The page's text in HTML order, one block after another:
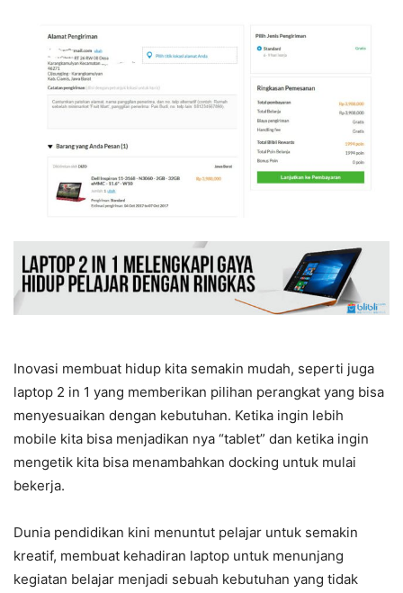
Inovasi membuat hidup kita semakin mudah, seperti juga
laptop 2 in 1 yang memberikan pilihan perangkat yang bisa
menyesuaikan dengan kebutuhan. Ketika ingin lebih
mobile kita bisa menjadikan nya “tablet” dan ketika ingin
mengetik kita bisa menambahkan docking untuk mulai
bekerja.
Dunia pendidikan kini menuntut pelajar untuk semakin
kreatif, membuat kehadiran laptop untuk menunjang
kegiatan belajar menjadi sebuah kebutuhan yang tidak